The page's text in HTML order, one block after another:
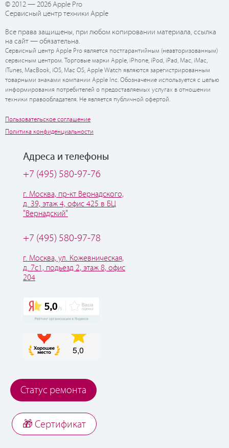
© 2012 — 2026 Apple Pro
Сервисный центр техники Apple
Все права защищены, при любом копировании материала, ссылка
на сайт — обязательна.
Сервисный центр Apple Pro является постгарантийным (неавторизованным)
сервисным центром. Торговые марки Apple, iPhone, iPod, iPad, Mac, iMac,
iTunes, MacBook, iOS, Mac OS, Apple Watch являются зарегистрированным
товарными знаками компании Apple Inc. Обозначение используется с целью
информирования потребителей о предоставляемых услугах в отношении
техники правообладателя. Не является публичной офертой.
Пользовательское соглашение
Политика конфиденциальности
Адреса и телефоны
+7 (495) 580-97-76
г. Москва, пр-кт Вернадского,
д. 39, этаж 4, офис 425 в БЦ
"Вернадский"
+7 (495) 580-97-78
г. Москва, ул. Кожевническая,
д. 7с1, подьезд 2, этаж 8, офис
204
Статус ремонта
🎁 Cертификат